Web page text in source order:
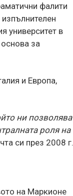
фалити
университет в
за
и Европа,
ни позволява
роля на
си през 2008 г.
на Маркионе
Бурас може да
Янев вече е
- Кайрат може да